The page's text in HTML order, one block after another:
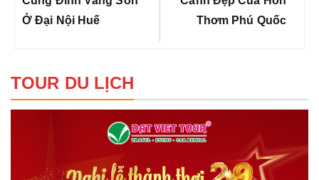
Ở Đại Nội Huế
Thơm Phú Quốc
TOUR DU LỊCH